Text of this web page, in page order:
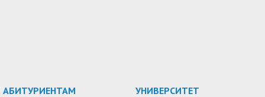
АБИТУРИЕНТАМ УНИВЕРСИТЕТ